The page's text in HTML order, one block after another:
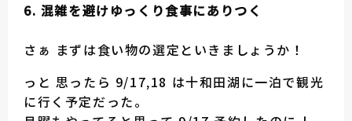
6. 混雑を避けゆっくり食事にありつく
さぁ まずは食い物の選定といきましょうか！
っと 思ったら 9/17,18 は十和田湖に一泊で観光
に行く予定だった。